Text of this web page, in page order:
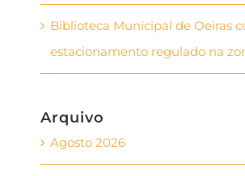
Biblioteca Municipal de Oeiras
estacionamento regulado na
Arquivo
Agosto 2026